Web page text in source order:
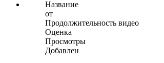
Название
от
Продолжительность видео
Оценка
Просмотры
Добавлен